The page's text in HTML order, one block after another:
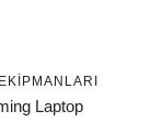
Laptop